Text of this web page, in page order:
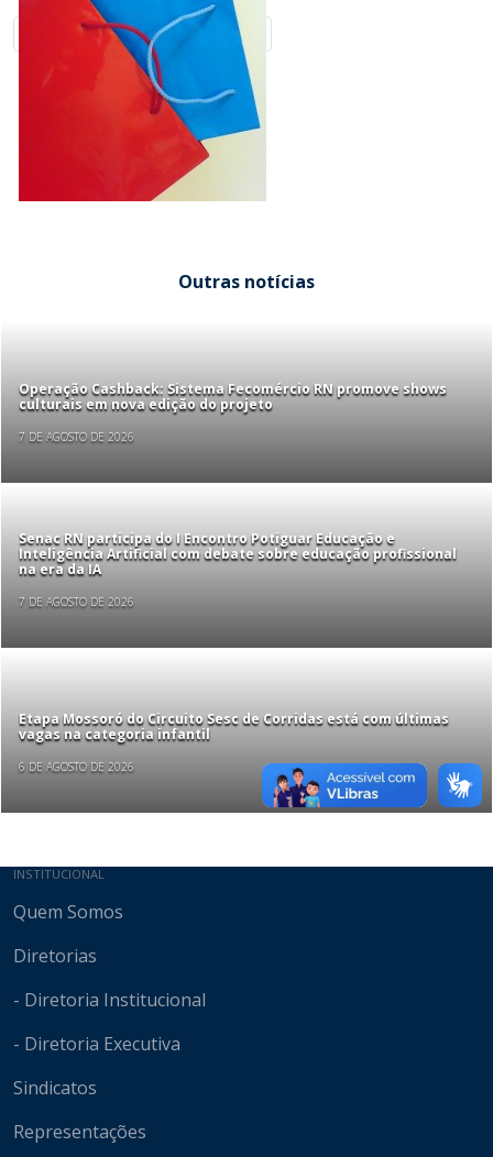
Outras notícias
Operação Cashback: Sistema Fecomércio RN promove shows
culturais em nova edição do projeto
7 DE AGOSTO DE 2026
Senac RN participa do I Encontro Potiguar Educação e
Inteligência Artificial com debate sobre educação profissional
na era da IA
7 DE AGOSTO DE 2026
Etapa Mossoró do Circuito Sesc de Corridas está com últimas
vagas na categoria infantil
6 DE AGOSTO DE 2026
Mapa do site
INSTITUCIONAL
Quem Somos
Diretorias
- Diretoria Institucional
- Diretoria Executiva
Sindicatos
Representações